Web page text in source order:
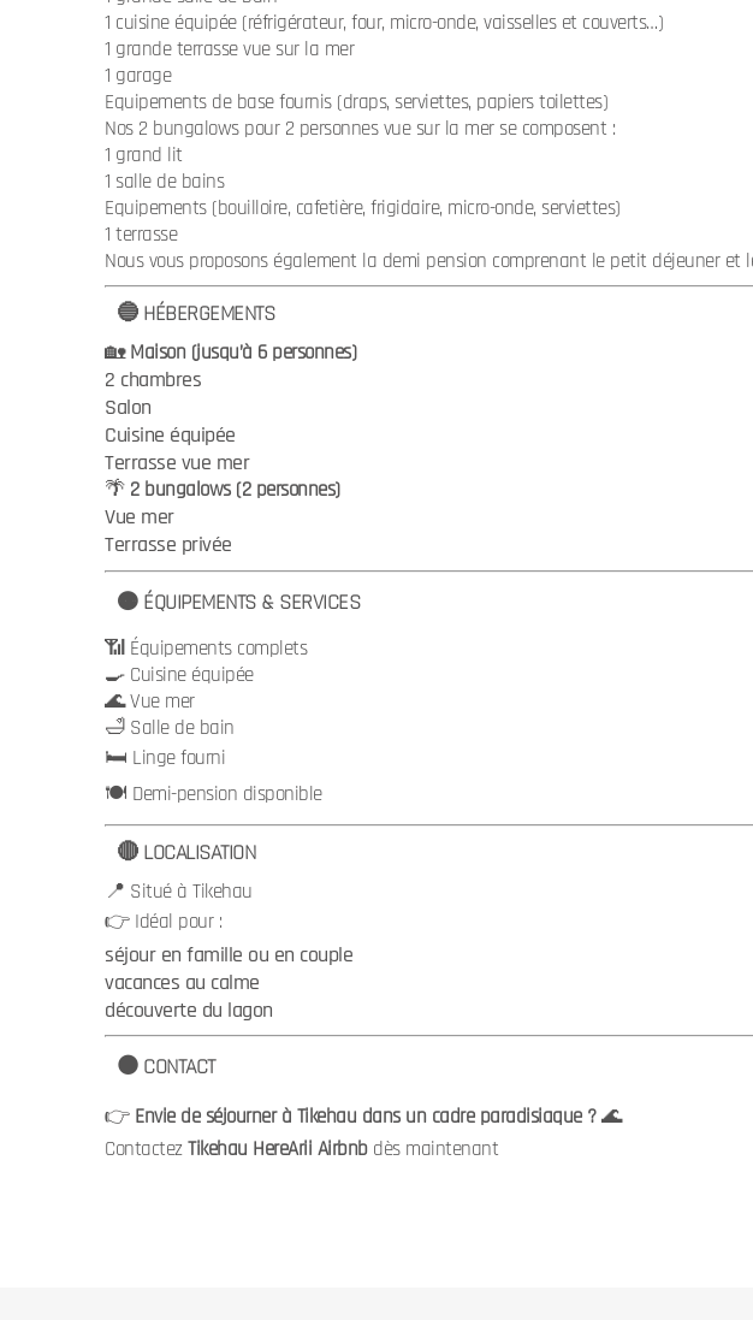
1 cuisine équipée (réfrigérateur, four, micro-onde, vaisselles et couverts…)
1 grande terrasse vue sur la mer
1 garage
Equipements de base fournis (draps, serviettes, papiers toilettes)
Nos 2 bungalows pour 2 personnes vue sur la mer se composent :
1 grand lit
1 salle de bains
Equipements (bouilloire, cafetière, frigidaire, micro-onde, serviettes)
1 terrasse
Nous vous proposons également la demi pension comprenant le petit déjeuner et
🔵 HÉBERGEMENTS
🏡Maison (jusqu’à 6 personnes)
2 chambres
Salon
Cuisine équipée
Terrasse vue mer
🌴 2 bungalows (2 personnes)
Vue mer
Terrasse privée
🟠 ÉQUIPEMENTS & SERVICES
📶 Équipements complets
🍳 Cuisine équipée
🌊 Vue mer
🛁 Salle de bain
🛏️ Linge fourni
🍽️ Demi-pension disponible
🔴 LOCALISATION
📍 Situé à Tikehau
👉 Idéal pour :
séjour en famille ou en couple
vacances au calme
découverte du lagon
⚫ CONTACT
👉 Envie de séjourner à Tikehau dans un cadre paradisiaque ?🌊
ContactezTikehau HereArii Airbnbdès maintenant